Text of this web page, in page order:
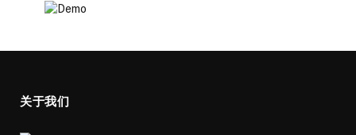
关于我们